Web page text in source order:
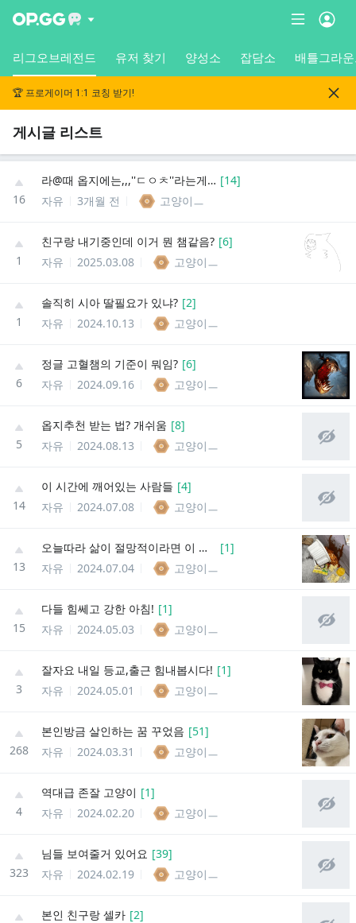
리그오브레전드 유저 찾기 양성소 잡담소 배틀그라
🏆 프로게이머 1:1 코칭 받기!
게시글 리스트
16
라@때 옵지에는,,,''ㄷㅇㅊ''라는게,있었는데,,,, [14]
자유
3개월 전 고양이ㅡ
1
친구랑 내기중인데 이거 뭔 챔같음? [6]
자유
2025.03.08 고양이ㅡ
1
솔직히 시아 딸필요가 있냐? [2]
자유
2024.10.13 고양이ㅡ
6
정글 고혈챔의 기준이 뭐임? [6]
자유
2024.09.16 고양이ㅡ
5
옵지추천 받는 법? 개쉬움 [8]
자유
2024.08.13 고양이ㅡ
14
이 시간에 깨어있는 사람들 [4]
자유
2024.07.08 고양이ㅡ
13
오늘따라 삶이 절망적이라면 이 짤을 기억하자 [1]
자유
2024.07.04 고양이ㅡ
15
다들 힘쎄고 강한 아침! [1]
자유
2024.05.03 고양이ㅡ
3
잘자요 내일 등교,출근 힘내봅시다! [1]
자유
2024.05.01 고양이ㅡ
268
본인방금 살인하는 꿈 꾸었음 [51]
자유
2024.03.31 고양이ㅡ
4
역대급 존잘 고양이 [1]
자유
2024.02.20 고양이ㅡ
323
님들 보여줄거 있어요 [39]
자유
2024.02.19 고양이ㅡ
본인 친구랑 셀카 [2]